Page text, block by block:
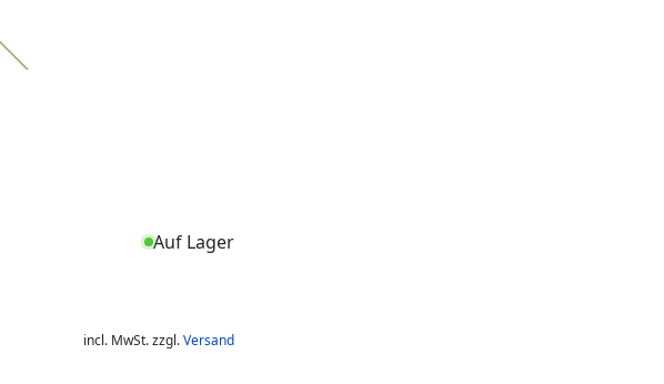
Auf Lager
incl. MwSt. zzgl.Versand